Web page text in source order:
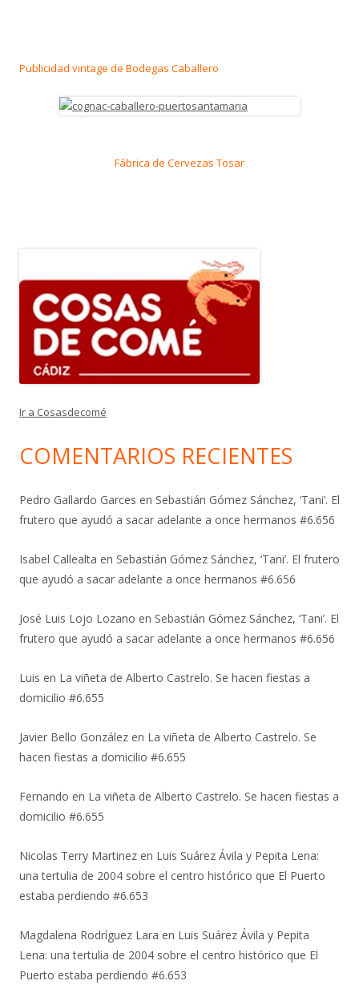
Publicidad vintage de Bodegas Caballero
Fábrica de Cervezas Tosar
Ir a Cosasdecomé
COMENTARIOS RECIENTES
Pedro Gallardo Garces en Sebastián Gómez Sánchez, ‘Tani’. El
frutero que ayudó a sacar adelante a once hermanos #6.656
Isabel Callealta en Sebastián Gómez Sánchez, ‘Tani’. El frutero
que ayudó a sacar adelante a once hermanos #6.656
José Luis Lojo Lozano en Sebastián Gómez Sánchez, ‘Tani’. El
frutero que ayudó a sacar adelante a once hermanos #6.656
Luis en La viñeta de Alberto Castrelo. Se hacen fiestas a
domicilio #6.655
Javier Bello González en La viñeta de Alberto Castrelo. Se
hacen fiestas a domicilio #6.655
Fernando en La viñeta de Alberto Castrelo. Se hacen fiestas a
domicilio #6.655
Nicolas Terry Martinez en Luis Suárez Ávila y Pepita Lena:
una tertulia de 2004 sobre el centro histórico que El Puerto
estaba perdiendo #6.653
Magdalena Rodríguez Lara en Luis Suárez Ávila y Pepita
Lena: una tertulia de 2004 sobre el centro histórico que El
Puerto estaba perdiendo #6.653